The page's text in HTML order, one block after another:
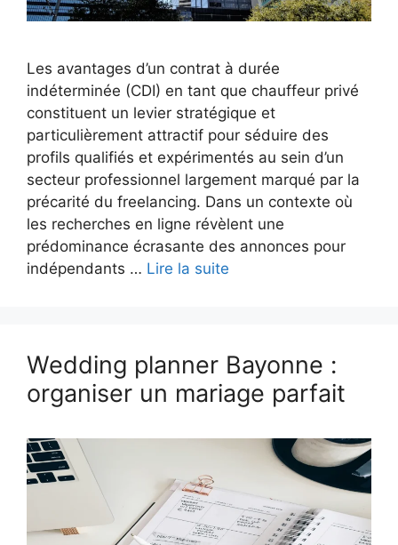
Les avantages d’un contrat à durée
indéterminée (CDI) en tant que chauffeur privé
constituent un levier stratégique et
particulièrement attractif pour séduire des
profils qualifiés et expérimentés au sein d’un
secteur professionnel largement marqué par la
précarité du freelancing. Dans un contexte où
les recherches en ligne révèlent une
prédominance écrasante des annonces pour
indépendants … Lire la suite
Wedding planner Bayonne :
organiser un mariage parfait